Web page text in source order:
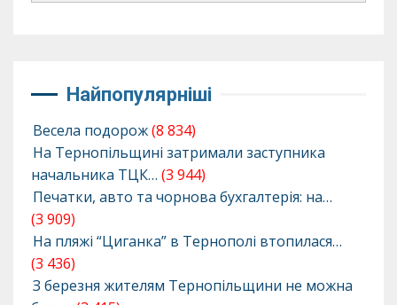
Найпопулярніші
Весела подорож(8 834)
На Тернопільщині затримали заступника
начальника ТЦК… (3 944)
Печатки, авто та чорнова бухгалтерія: на…
(3 909)
На пляжі “Циганка” в Тернополі втопилася…
(3 436)
З березня жителям Тернопільщини не можна